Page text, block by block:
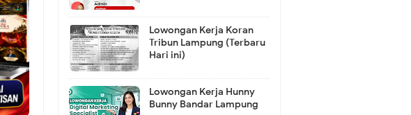
Lowongan Kerja Koran
Tribun Lampung (Terbaru
Hari ini)
Lowongan Kerja Hunny
Bunny Bandar Lampung